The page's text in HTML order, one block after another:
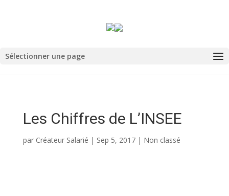
Sélectionner une page
Les Chiffres de L’INSEE
par Créateur Salarié | Sep 5, 2017| Non classé